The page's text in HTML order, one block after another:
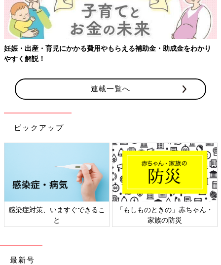
妊娠・出産・育児にかかる費用やもらえる補助金・助成金をわかり
やすく解説！
連載一覧へ
ピックアップ
感染症対策、いますぐできるこ
と
「もしものときの」赤ちゃん・
家族の防災
最新号